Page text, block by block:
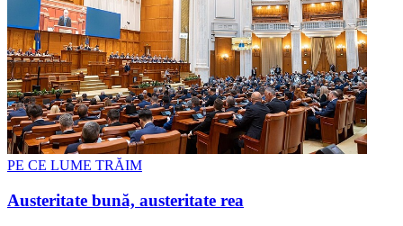
PE CE LUME TRĂIM
Austeritate bună, austeritate rea